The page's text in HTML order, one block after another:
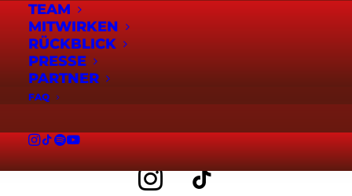
TEAM
MITWIRKEN
RÜCKBLICK
PRESSE
PARTNER
FAQ
RONNIE